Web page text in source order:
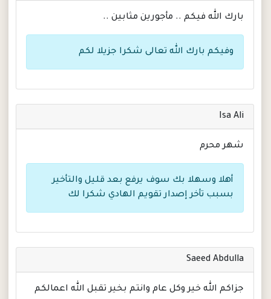
بارك الله فيكم .. مأجورين مثابين ..
وفيكم بارك الله تعالى شكرا جزيلا لكم
Isa Ali
شهر محرم
أهلا وسهلا بك سوف يرفع بعد قليل والتأخير
بسبب تأخر إصدار تقويم الهادي شكرا لك
Saeed Abdulla
جزاكم الله خير وكل عام وانتم بخير تقبل الله اعمالكم